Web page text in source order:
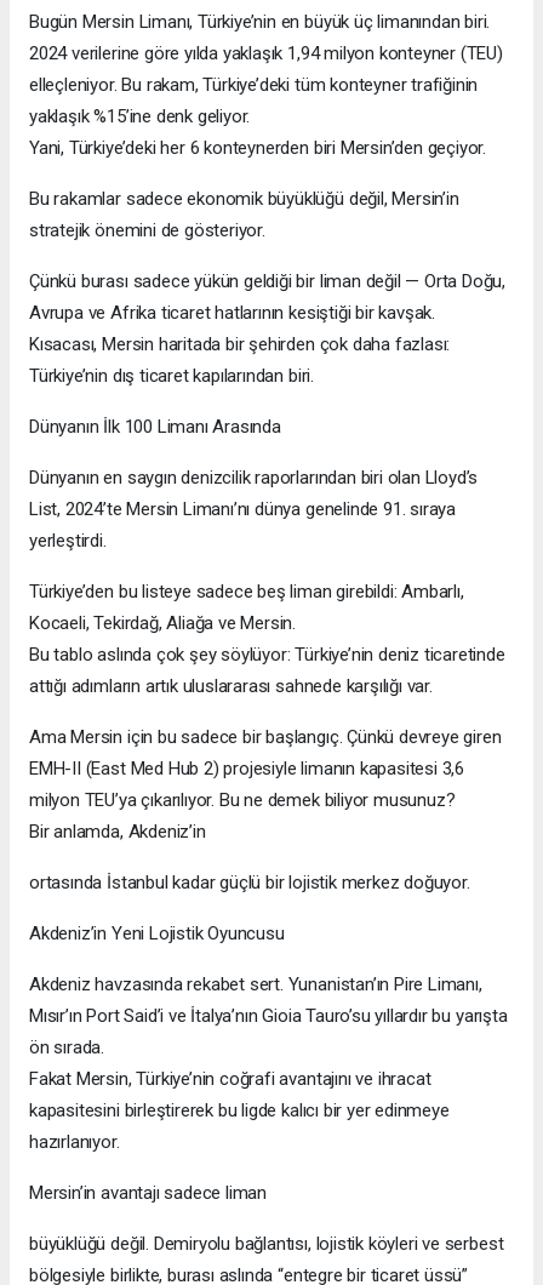
Bugün Mersin Limanı, Türkiye’nin en büyük üç limanından biri.
2024 verilerine göre yılda yaklaşık 1,94 milyon konteyner (TEU)
elleçleniyor. Bu rakam, Türkiye’deki tüm konteyner trafiğinin
yaklaşık %15’ine denk geliyor.
Yani, Türkiye’deki her 6 konteynerden biri Mersin’den geçiyor.
Bu rakamlar sadece ekonomik büyüklüğü değil, Mersin’in
stratejik önemini de gösteriyor.
Çünkü burası sadece yükün geldiği bir liman değil — Orta Doğu,
Avrupa ve Afrika ticaret hatlarının kesiştiği bir kavşak.
Kısacası, Mersin haritada bir şehirden çok daha fazlası:
Türkiye’nin dış ticaret kapılarından biri.
Dünyanın İlk 100 Limanı Arasında
Dünyanın en saygın denizcilik raporlarından biri olan Lloyd’s
List, 2024’te Mersin Limanı’nı dünya genelinde 91. sıraya
yerleştirdi.
Türkiye’den bu listeye sadece beş liman girebildi: Ambarlı,
Kocaeli, Tekirdağ, Aliağa ve Mersin.
Bu tablo aslında çok şey söylüyor: Türkiye’nin deniz ticaretinde
attığı adımların artık uluslararası sahnede karşılığı var.
Ama Mersin için bu sadece bir başlangıç. Çünkü devreye giren
EMH-II (East Med Hub 2) projesiyle limanın kapasitesi 3,6
milyon TEU’ya çıkarılıyor. Bu ne demek biliyor musunuz?
Bir anlamda, Akdeniz’in
ortasında İstanbul kadar güçlü bir lojistik merkez doğuyor.
Akdeniz’in Yeni Lojistik Oyuncusu
Akdeniz havzasında rekabet sert. Yunanistan’ın Pire Limanı,
Mısır’ın Port Said’i ve İtalya’nın Gioia Tauro’su yıllardır bu yarışta
ön sırada.
Fakat Mersin, Türkiye’nin coğrafi avantajını ve ihracat
kapasitesini birleştirerek bu ligde kalıcı bir yer edinmeye
hazırlanıyor.
Mersin’in avantajı sadece liman
büyüklüğü değil. Demiryolu bağlantısı, lojistik köyleri ve serbest
bölgesiyle birlikte, burası aslında “entegre bir ticaret üssü”